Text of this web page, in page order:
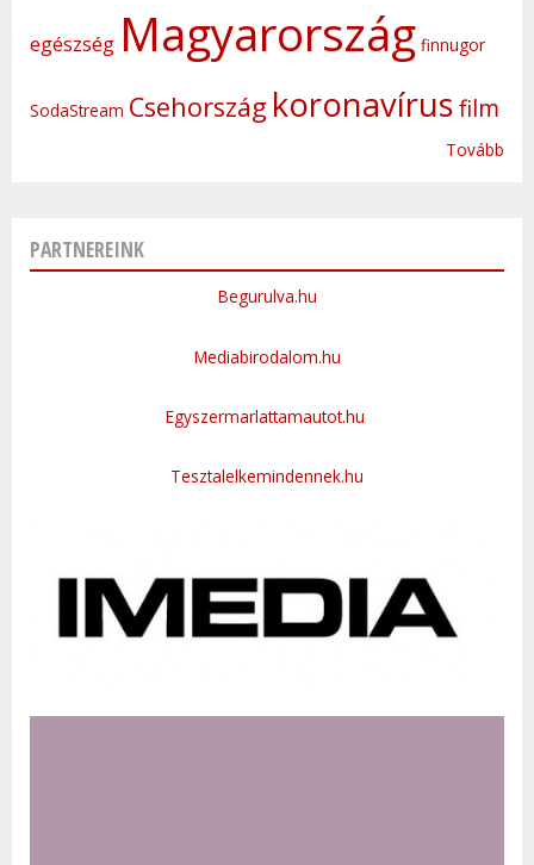
egészség Magyarország finnugor
SodaStream Csehország koronavírusfilm
Tovább
PARTNEREINK
Begurulva.hu
Mediabirodalom.hu
Egyszermarlattamautot.hu
Tesztalelkemindennek.hu